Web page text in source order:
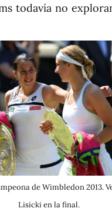
todavía no
de Wimbledon 2013.
Lisicki en la final.